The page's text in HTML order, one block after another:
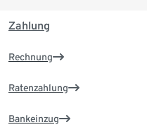
Zahlung
Rechnung
Ratenzahlung
Bankeinzug